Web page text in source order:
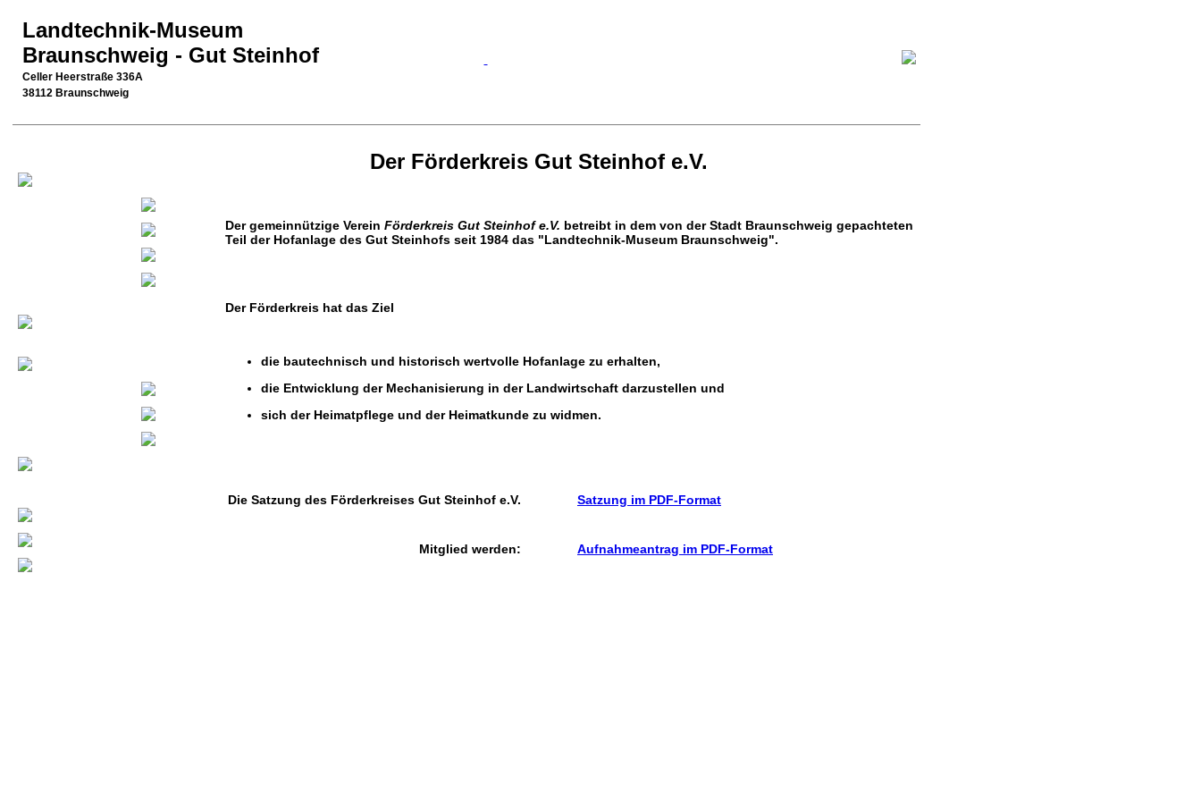
Landtechnik-Museum
Braunschweig - Gut Steinhof
Celler Heerstraße 336A
38112 Braunschweig
Der Förderkreis Gut Steinhof e.V.
Der gemeinnützige Verein Förderkreis Gut Steinhof e.V. betreibt in dem von der Stadt Braunschweig gepachteten
Teil der Hofanlage des Gut Steinhofs seit 1984 das "Landtechnik-Museum Braunschweig".
Der Förderkreis hat das Ziel
die bautechnisch und historisch wertvolle Hofanlage zu erhalten,
die Entwicklung der Mechanisierung in der Landwirtschaft darzustellen und
sich der Heimatpflege und der Heimatkunde zu widmen.
Die Satzung des Förderkreises Gut Steinhof e.V. Satzung im PDF-Format
Mitglied werden: Aufnahmeantrag im PDF-Format